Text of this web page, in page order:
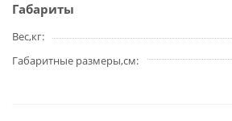
Габариты
Вес,кг
Габаритные размеры,см